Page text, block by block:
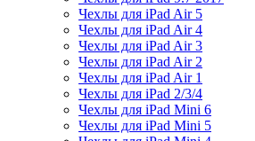
Чехлы для iPad Air 5
Чехлы для iPad Air 4
Чехлы для iPad Air 3
Чехлы для iPad Air 2
Чехлы для iPad Air 1
Чехлы для iPad 2/3/4
Чехлы для iPad Mini 6
Чехлы для iPad Mini 5